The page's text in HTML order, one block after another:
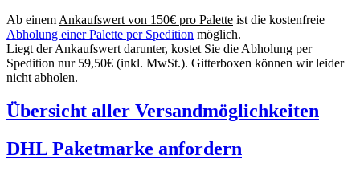
Ab einem Ankaufswert von 150€ pro Palette ist die kostenfreie
Abholung einer Palette per Spedition möglich.
Liegt der Ankaufswert darunter, kostet Sie die Abholung per
Spedition nur 59,50€ (inkl. MwSt.). Gitterboxen können wir leider
nicht abholen.
Übersicht aller Versandmöglichkeiten
DHL Paketmarke anfordern